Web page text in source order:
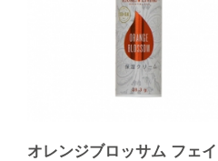
オレンジブロッサム フェ